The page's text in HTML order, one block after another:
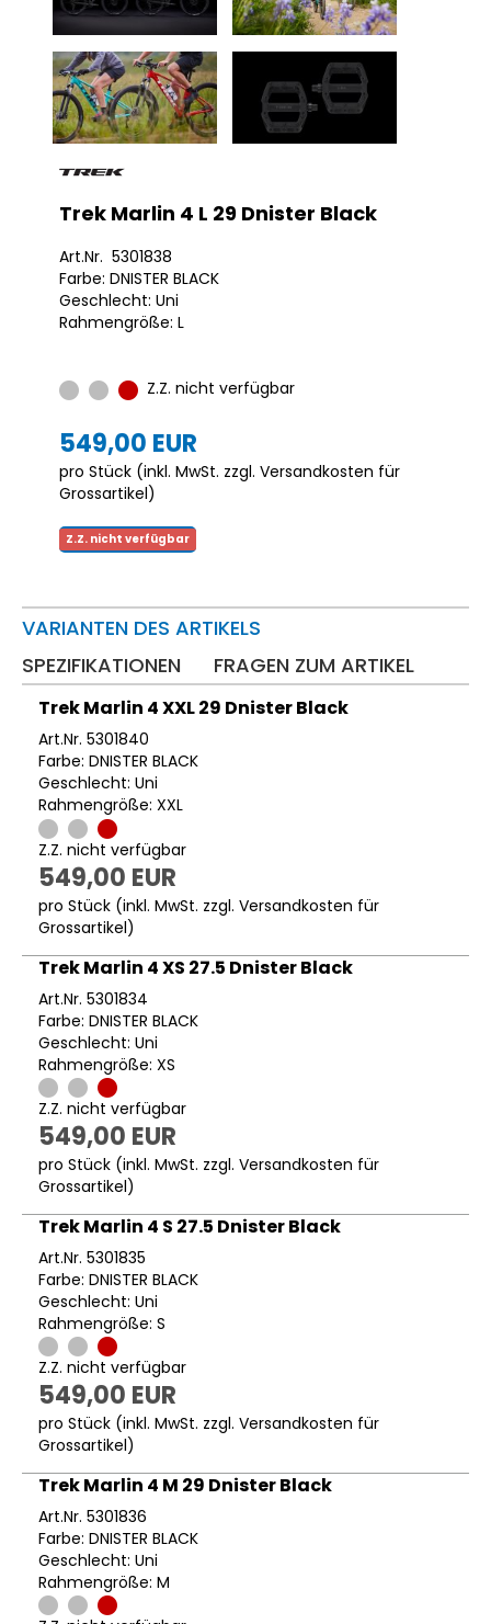
Trek Marlin 4 L 29 Dnister Black
Art.Nr. 5301838
Farbe: DNISTER BLACK
Geschlecht: Uni
Rahmengröße: L
Z.Z. nicht verfügbar
549,00 EUR
pro Stück (inkl. MwSt. zzgl. Versandkosten für
Grossartikel)
Z.Z. nicht verfügbar
VARIANTEN DES ARTIKELS
SPEZIFIKATIONEN
FRAGEN ZUM ARTIKEL
Trek Marlin 4 XXL 29 Dnister Black
Art.Nr. 5301840
Farbe: DNISTER BLACK
Geschlecht: Uni
Rahmengröße: XXL
Z.Z. nicht verfügbar
549,00 EUR
pro Stück (inkl. MwSt. zzgl. Versandkosten für
Grossartikel)
Trek Marlin 4 XS 27.5 Dnister Black
Art.Nr. 5301834
Farbe: DNISTER BLACK
Geschlecht: Uni
Rahmengröße: XS
Z.Z. nicht verfügbar
549,00 EUR
pro Stück (inkl. MwSt. zzgl. Versandkosten für
Grossartikel)
Trek Marlin 4 S 27.5 Dnister Black
Art.Nr. 5301835
Farbe: DNISTER BLACK
Geschlecht: Uni
Rahmengröße: S
Z.Z. nicht verfügbar
549,00 EUR
pro Stück (inkl. MwSt. zzgl. Versandkosten für
Grossartikel)
Trek Marlin 4 M 29 Dnister Black
Art.Nr. 5301836
Farbe: DNISTER BLACK
Geschlecht: Uni
Rahmengröße: M